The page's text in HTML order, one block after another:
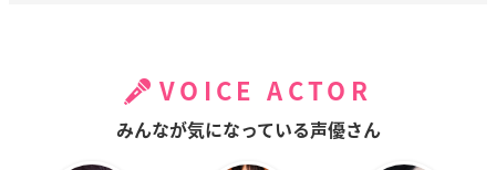
VOICE ACTOR
みんなが気になっている声優さん